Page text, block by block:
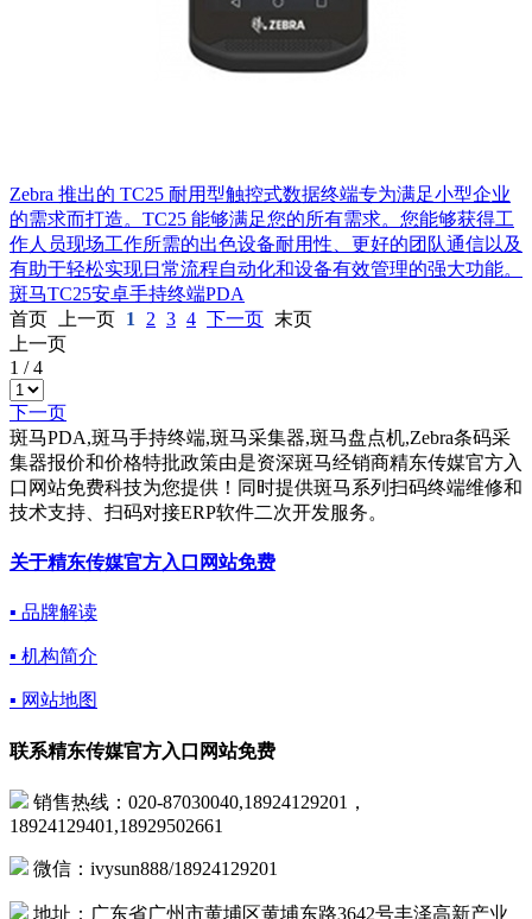
Zebra 推出的 TC25 耐用型触控式数据终端专为满足小型企业
的需求而打造。TC25 能够满足您的所有需求。您能够获得工
作人员现场工作所需的出色设备耐用性、更好的团队通信以及
有助于轻松实现日常流程自动化和设备有效管理的强大功能。
斑马TC25安卓手持终端PDA
首页
上一页 1 2 3 4 下一页 末页
上一页
1 /4
下一页
斑马PDA,斑马手持终端,斑马采集器,斑马盘点机,Zebra条码采
集器报价和价格特批政策由是资深斑马经销商精东传媒官方入
口网站免费科技为您提供！同时提供斑马系列扫码终端维修和
技术支持、扫码对接ERP软件二次开发服务。
关于精东传媒官方入口网站免费
▪ 品牌解读
▪ 机构简介
▪ 网站地图
联系精东传媒官方入口网站免费
销售热线：020-87030040,18924129201，
18924129401,18929502661
微信：ivysun888/18924129201
地址：广东省广州市黄埔区黄埔东路3642号丰泽高新产业